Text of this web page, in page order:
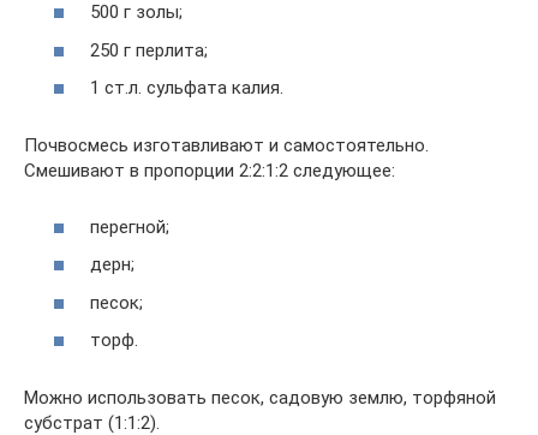
500 г золы;
250 г перлита;
1 ст.л. сульфата калия.
Почвосмесь изготавливают и самостоятельно.
Смешивают в пропорции 2:2:1:2 следующее:
перегной;
дерн;
песок;
торф.
Можно использовать песок, садовую землю, торфяной
субстрат (1:1:2).